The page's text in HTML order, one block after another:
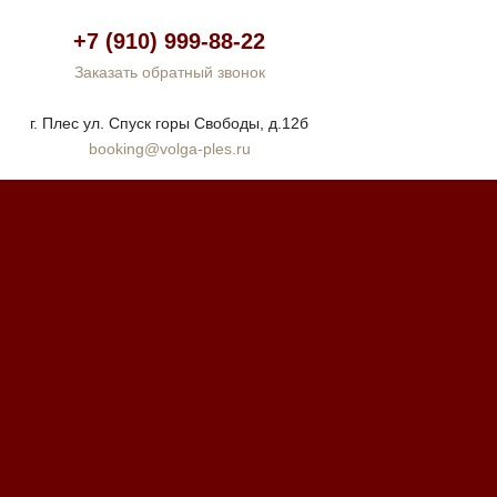
+7 (910) 999-88-22
Заказать обратный звонок
г. Плес ул. Спуск горы Свободы, д.12б
booking@volga-ples.ru